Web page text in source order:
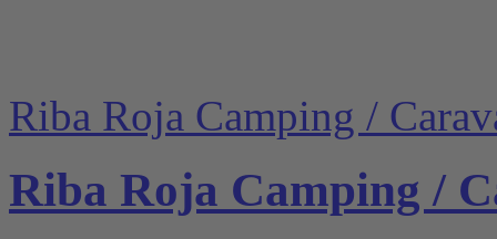
Riba Roja Camping /
Riba Roja Camping /